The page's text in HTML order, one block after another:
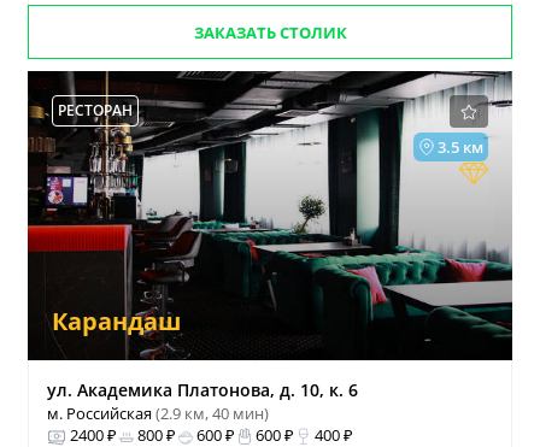
ЗАКАЗАТЬ СТОЛИК
РЕСТОРАН
3.5 км
Карандаш
ул. Академика Платонова, д. 10, к. 6
м. Российская(2.9 км, 40 мин)
2400 ₽
800 ₽ 600 ₽ 600 ₽ 400 ₽